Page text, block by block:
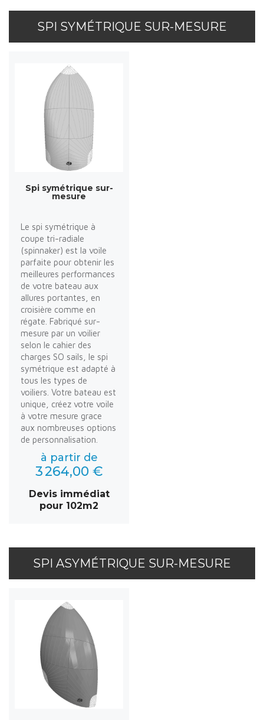
SPI SYMÉTRIQUE SUR-MESURE
Spi symétrique sur-
mesure
Le spi symétrique à
coupe tri-radiale
(spinnaker) est la voile
parfaite pour obtenir les
meilleures performances
de votre bateau aux
allures portantes, en
croisière comme en
régate. Fabriqué sur-
mesure par un voilier
selon le cahier des
charges SO sails, le spi
symétrique est adapté à
tous les types de
voiliers. Votre bateau est
unique, créez votre voile
à votre mesure grace
aux nombreuses options
de personnalisation.
à partir de
3 264,00 €
Devis immédiat
pour 102m2
SPI ASYMÉTRIQUE SUR-MESURE